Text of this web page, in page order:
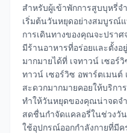
สำหรับผู้เข้าพักการสูบบุหรี่
เริ่มต้นวันหยุดอย่างสมบูรณ์
การเดินทางของคุณจะปราศ
มีร้านอาหารที่อร่อยและตั้ง
มากมายได้ที่ เจทาวน์ เซอร์
ทาวน์ เซอร์วิซ อพาร์ตเมนต์
สะดวกมากมายคอยให้บริกา
ทำให้วันหยุดของคุณน่าจดจ
สดชื่นกำจัดแคลอรี่ในช่วงวั
ใช้อุปกรณ์ออกกำลังกายที่มี